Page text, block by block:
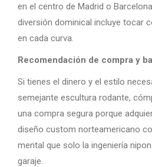
en el centro de Madrid o
diversión dominical incluye tocar
en cada curva.
Recomendación de compra y
Si tienes el dinero y el estilo
semejante escultura rodante,
una compra segura porque
diseño custom norteamericano
mental que solo la ingeniería
garaje.